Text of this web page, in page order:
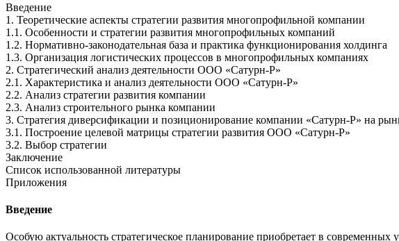
Введение
1. Теоретические аспекты стратегии развития многопрофильной компании
1.1. Особенности и стратегии развития многопрофильных компаний
1.2. Нормативно-законодательная база и практика функционирования холдинга
1.3. Организация логистических процессов в многопрофильных компаниях
2. Стратегический анализ деятельности ООО «Сатурн-Р»
2.1. Характеристика и анализ деятельности ООО «Сатурн-Р»
2.2. Анализ стратегии развития компании
2.3. Анализ строительного рынка компании
3. Стратегия диверсификации и позиционирование компании «Сатурн-Р» на
3.1. Построение целевой матрицы стратегии развития ООО «Сатурн-Р»
3.2. Выбор стратегии
Заключение
Список использованной литературы
Приложения
Введение
Особую актуальность стратегическое планирование приобретает в